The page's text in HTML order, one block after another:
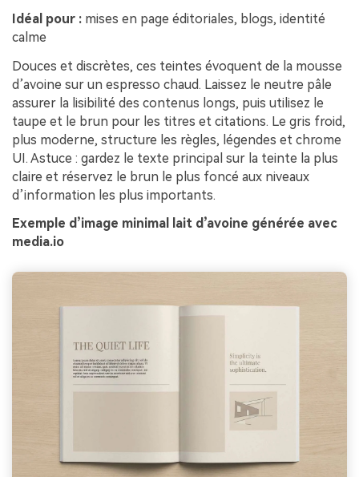
Idéal pour : mises en page éditoriales, blogs, identité
calme
Douces et discrètes, ces teintes évoquent de la mousse
d’avoine sur un espresso chaud. Laissez le neutre pâle
assurer la lisibilité des contenus longs, puis utilisez le
taupe et le brun pour les titres et citations. Le gris froid,
plus moderne, structure les règles, légendes et chrome
UI. Astuce : gardez le texte principal sur la teinte la plus
claire et réservez le brun le plus foncé aux niveaux
d’information les plus importants.
Exemple d’image minimal lait d’avoine générée avec
media.io